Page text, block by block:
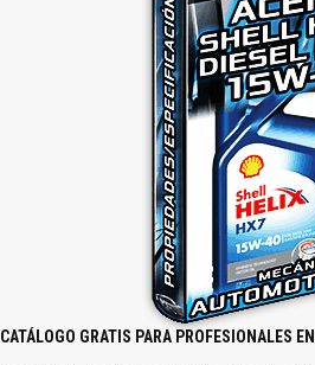
CATÁLOGO GRATIS PARA PROFESIONALES